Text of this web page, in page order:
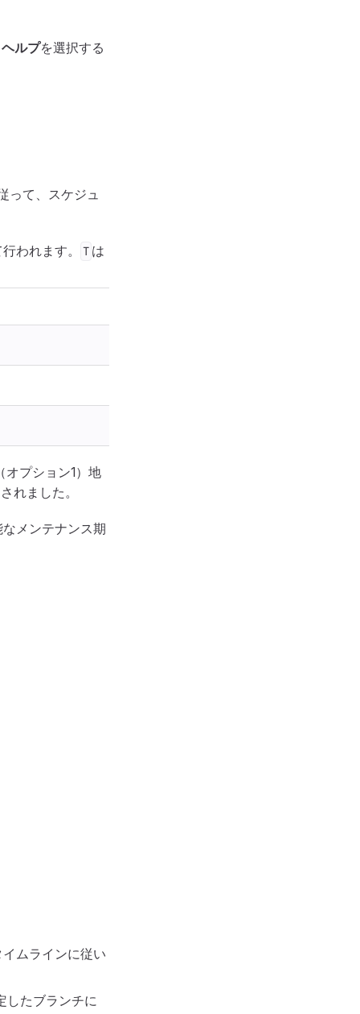
ヘルプを選択する
って、スケジュ
われます。 T は
プション1）地
れました。
メンテナンス期
ムラインに従い
したブランチに